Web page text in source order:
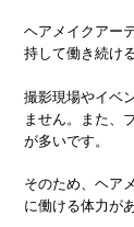
ヘアメイクアー
持して働き続け
撮影現場やイベ
ません。また、
が多いです。
そのため、ヘア
に働ける体力が